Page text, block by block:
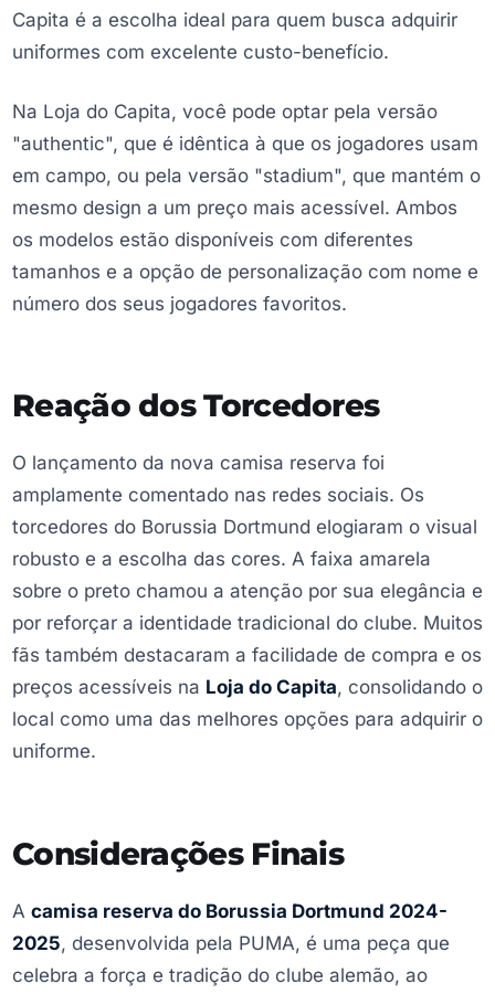
Capita é a escolha ideal para quem busca adquirir
uniformes com excelente custo-benefício.
Na Loja do Capita, você pode optar pela versão
"authentic", que é idêntica à que os jogadores usam
em campo, ou pela versão "stadium", que mantém o
mesmo design a um preço mais acessível. Ambos
os modelos estão disponíveis com diferentes
tamanhos e a opção de personalização com nome e
número dos seus jogadores favoritos.
Reação dos Torcedores
O lançamento da nova camisa reserva foi
amplamente comentado nas redes sociais. Os
torcedores do Borussia Dortmund elogiaram o visual
robusto e a escolha das cores. A faixa amarela
sobre o preto chamou a atenção por sua elegância e
por reforçar a identidade tradicional do clube. Muitos
fãs também destacaram a facilidade de compra e os
preços acessíveis na Loja do Capita, consolidando o
local como uma das melhores opções para adquirir o
uniforme.
Considerações Finais
A camisa reserva do Borussia Dortmund 2024-
2025, desenvolvida pela PUMA, é uma peça que
celebra a força e tradição do clube alemão, ao